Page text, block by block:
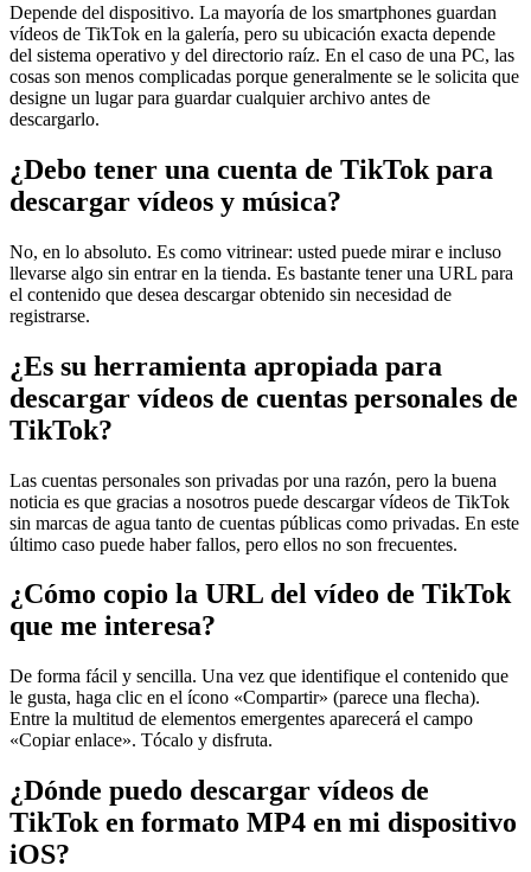
Depende del dispositivo. La mayoría de los smartphones guardan
vídeos de TikTok en la galería, pero su ubicación exacta depende
del sistema operativo y del directorio raíz. En el caso de una PC, las
cosas son menos complicadas porque generalmente se le solicita que
designe un lugar para guardar cualquier archivo antes de
descargarlo.
¿Debo tener una cuenta de TikTok para
descargar vídeos y música?
No, en lo absoluto. Es como vitrinear: usted puede mirar e incluso
llevarse algo sin entrar en la tienda. Es bastante tener una URL para
el contenido que desea descargar obtenido sin necesidad de
registrarse.
¿Es su herramienta apropiada para
descargar vídeos de cuentas personales de
TikTok?
Las cuentas personales son privadas por una razón, pero la buena
noticia es que gracias a nosotros puede descargar vídeos de TikTok
sin marcas de agua tanto de cuentas públicas como privadas. En este
último caso puede haber fallos, pero ellos no son frecuentes.
¿Cómo copio la URL del vídeo de TikTok
que me interesa?
De forma fácil y sencilla. Una vez que identifique el contenido que
le gusta, haga clic en el ícono «Compartir» (parece una flecha).
Entre la multitud de elementos emergentes aparecerá el campo
«Copiar enlace». Tócalo y disfruta.
¿Dónde puedo descargar vídeos de
TikTok en formato MP4 en mi dispositivo
iOS?